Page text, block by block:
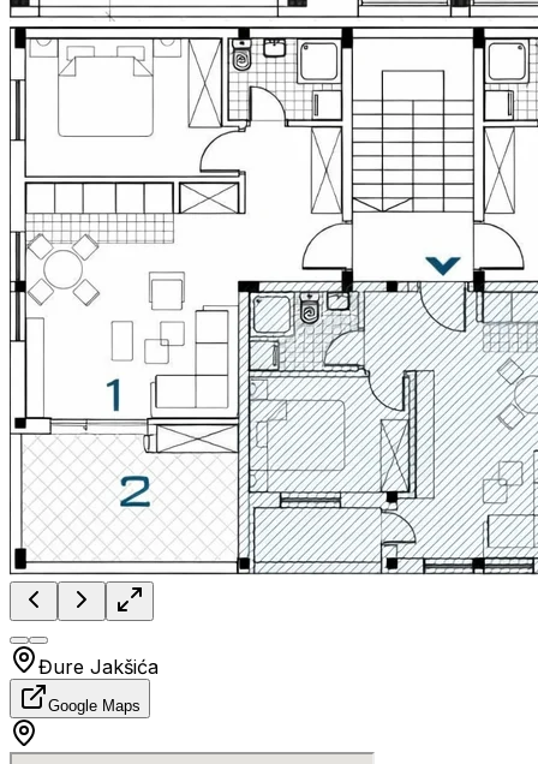
Đure Jakšića
Google Maps